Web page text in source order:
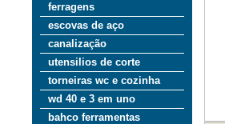
ferragens
escovas de aço
canalização
utensilios de corte
torneiras wc e cozinha
wd 40 e 3 em uno
bahco ferramentas